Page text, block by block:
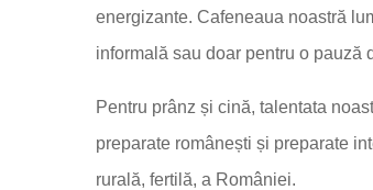
energizante. Cafeneaua noastră
informală sau doar pentru o pauză
Pentru prânz și cină, talentata
preparate românești și preparate
rurală, fertilă, a României.